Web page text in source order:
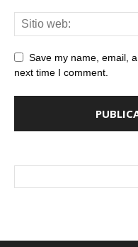
Save my name, email,
next time I comment.